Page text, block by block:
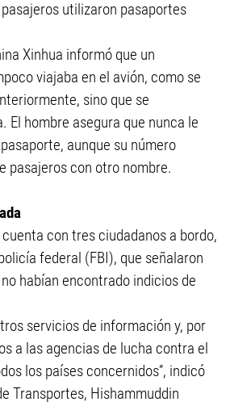
utilizaron pasaportes
Xinhua informó que un
viajaba en el avión, como se
sino que se
El hombre asegura que nunca le
aunque su número
pasajeros con otro nombre.
con tres ciudadanos a bordo,
federal (FBI), que señalaron
habían encontrado indicios de
servicios de información y, por
a las agencias de lucha contra el
los países concernidos”, indicó
Transportes, Hishammuddin